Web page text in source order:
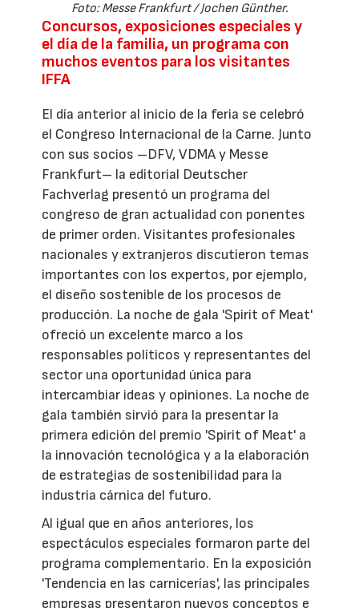
Foto: Messe Frankfurt / Jochen Günther.
Concursos, exposiciones especiales y
el día de la familia, un programa con
muchos eventos para los visitantes
IFFA
El día anterior al inicio de la feria se celebró
el Congreso Internacional de la Carne. Junto
con sus socios –DFV, VDMA y Messe
Frankfurt– la editorial Deutscher
Fachverlag presentó un programa del
congreso de gran actualidad con ponentes
de primer orden. Visitantes profesionales
nacionales y extranjeros discutieron temas
importantes con los expertos, por ejemplo,
el diseño sostenible de los procesos de
producción. La noche de gala 'Spirit of Meat'
ofreció un excelente marco a los
responsables políticos y representantes del
sector una oportunidad única para
intercambiar ideas y opiniones. La noche de
gala también sirvió para la presentar la
primera edición del premio 'Spirit of Meat' a
la innovación tecnológica y a la elaboración
de estrategias de sostenibilidad para la
industria cárnica del futuro.
Al igual que en años anteriores, los
espectáculos especiales formaron parte del
programa complementario. En la exposición
'Tendencia en las carnicerías', las principales
empresas presentaron nuevos conceptos e